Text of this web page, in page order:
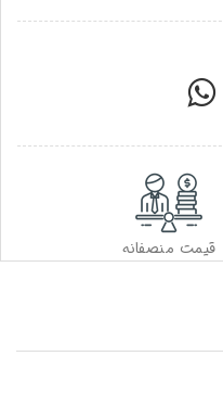
قیمت منصفانه